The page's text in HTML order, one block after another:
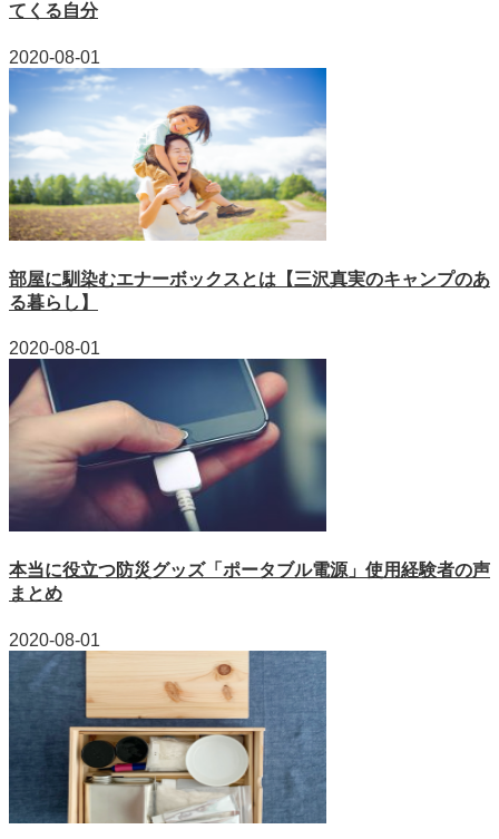
てくる自分
2020-08-01
部屋に馴染むエナーボックスとは【三沢真実のキャンプのあ
る暮らし】
2020-08-01
本当に役立つ防災グッズ「ポータブル電源」使用経験者の声
まとめ
2020-08-01